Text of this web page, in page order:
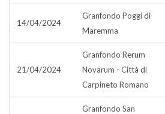
14/04/2024
Granfondo Poggi di
Maremma
21/04/2024
Granfondo Rerum
Novarum - Città di
Carpineto Romano
Granfondo San